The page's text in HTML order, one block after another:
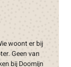
woont er bij
Geen van
bij Doomijn